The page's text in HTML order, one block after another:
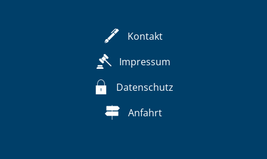
Kontakt
Impressum
Datenschutz
Anfahrt